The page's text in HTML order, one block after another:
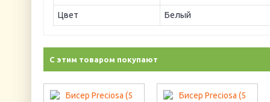
Цвет Белый
С этим товаром покупают